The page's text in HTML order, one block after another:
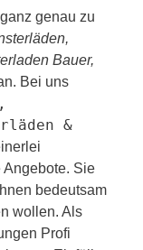
genau zu
Bauer,
Bei uns
&
Angebote. Sie
bedeutsam
wollen. Als
Profi